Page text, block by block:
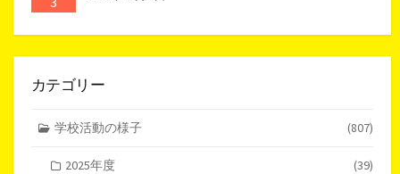
カテゴリー
学校活動の様子 (807)
2025年度 (39)